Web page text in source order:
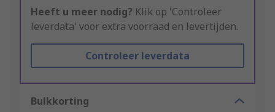
Heeft u meer nodig? Klik op 'Controleer
leverdata' voor extra voorraad en levertijden.
Controleer leverdata
Bulkkorting